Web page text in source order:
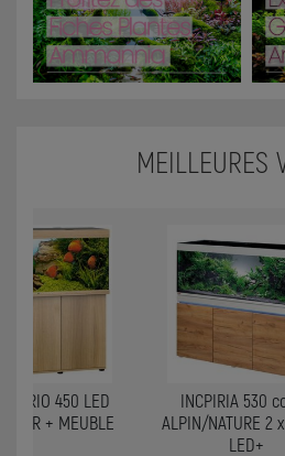
MEILLEURES
RIO 450 LED
+ MEUBLE
INCPIRIA 530
ALPIN/NATURE 2
LED+